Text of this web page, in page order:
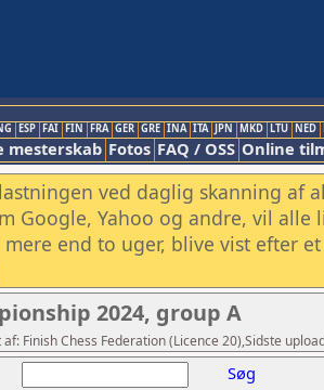
ESP FAI FIN FRA GER GRE INA ITA JPN MKD LTU NED
mesterskab Fotos FAQ / OSS Online
ved daglig skanning af
Google, Yahoo og andre, vil
end to uger, blive vist efter
2024, group A
Finish Chess Federation (Licence 20),Sidste
Søg